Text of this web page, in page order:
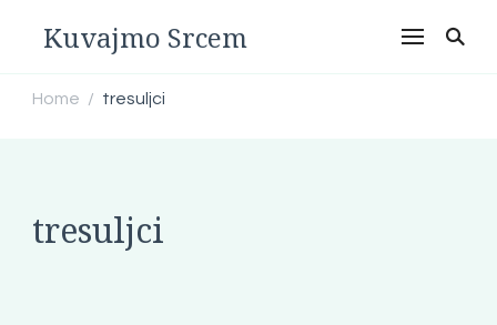
Kuvajmo Srcem
Home / tresuljci
tresuljci